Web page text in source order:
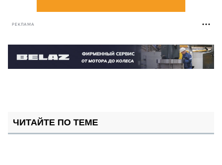
РЕКЛАМА
ЧИТАЙТЕ ПО ТЕМЕ